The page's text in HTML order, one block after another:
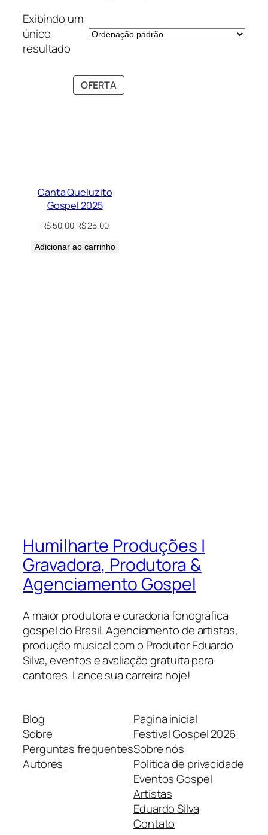
Exibindo um
único
resultado
OFERTA
EM
Canta Queluzito
Gospel 2025
R$50,00 O
original
R$25,00O
atual
Adicionar ao carrinho
Humilharte Produções |
Gravadora, Produtora &
Agenciamento Gospel
A maior produtora e curadoria fonográfica
gospel do Brasil. Agenciamento de artistas,
produção musical com o Produtor Eduardo
Silva, eventos e avaliação gratuita para
cantores. Lance sua carreira hoje!
Blog
Sobre
Perguntas frequentes
Autores
Pagina inicial
Festival Gospel 2026
Sobre nós
Politica de privacidade
Eventos Gospel
Artistas
Eduardo Silva
Contato